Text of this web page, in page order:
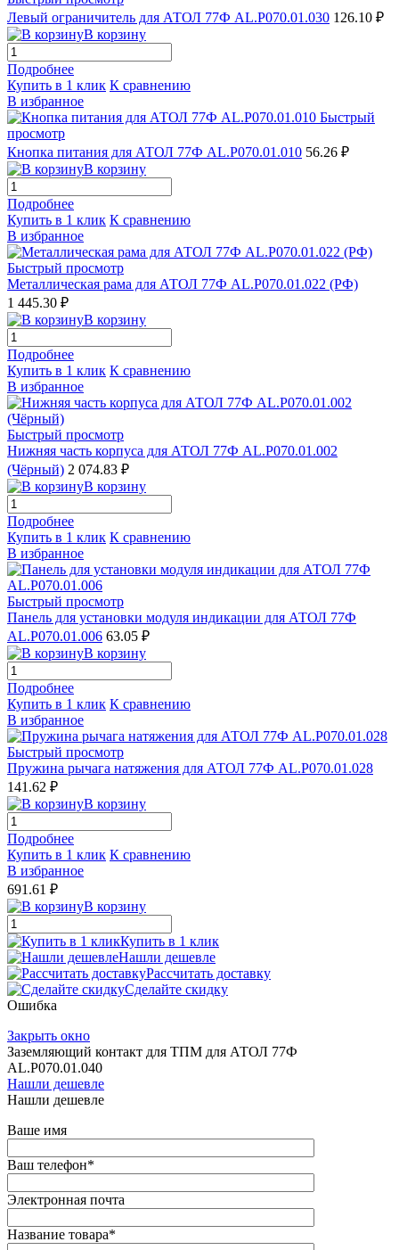
Левый ограничитель для АТОЛ 77Ф AL.P070.01.030 126.10 ₽
В корзину
Подробнее
Купить в 1 клик К сравнению
В избранное
Быстрый
просмотр
Кнопка питания для АТОЛ 77Ф AL.P070.01.010 56.26 ₽
В корзину
Подробнее
Купить в 1 клик К сравнению
В избранное
Быстрый просмотр
Металлическая рама для АТОЛ 77Ф AL.P070.01.022 (РФ)
1 445.30 ₽
В корзину
Подробнее
Купить в 1 клик К сравнению
В избранное
Быстрый просмотр
Нижняя часть корпуса для АТОЛ 77Ф AL.P070.01.002
(Чёрный) 2 074.83 ₽
В корзину
Подробнее
Купить в 1 клик К сравнению
В избранное
Быстрый просмотр
Панель для установки модуля индикации для АТОЛ 77Ф
AL.P070.01.006 63.05 ₽
В корзину
Подробнее
Купить в 1 клик К сравнению
В избранное
Быстрый просмотр
Пружина рычага натяжения для АТОЛ 77Ф AL.P070.01.028
141.62 ₽
В корзину
Подробнее
Купить в 1 клик К сравнению
В избранное
691.61 ₽
В корзину
Купить в 1 клик
Нашли дешевле
Рассчитать доставку
Сделайте скидку
Ошибка
Закрыть окно
Заземляющий контакт для ТПМ для АТОЛ 77Ф
AL.P070.01.040
Нашли дешевле
Нашли дешевле
Ваше имя
Ваш телефон*
Электронная почта
Название товара*